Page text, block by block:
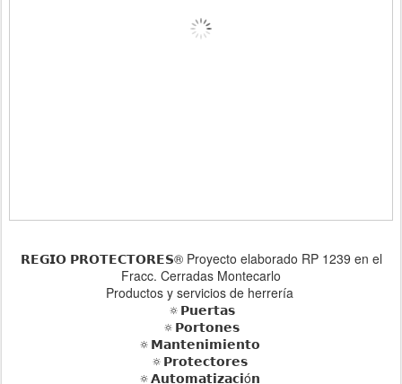
𝗥𝗘𝗚𝗜𝗢 𝗣𝗥𝗢𝗧𝗘𝗖𝗧𝗢𝗥𝗘𝗦® Proyecto elaborado RP 1239 en el
Fracc. Cerradas Montecarlo
Productos y servicios de herrería
🔅𝗣𝘂𝗲𝗿𝘁𝗮𝘀
🔅𝗣𝗼𝗿𝘁𝗼𝗻𝗲𝘀
🔅𝗠𝗮𝗻𝘁𝗲𝗻𝗶𝗺𝗶𝗲𝗻𝘁𝗼
🔅𝗣𝗿𝗼𝘁𝗲𝗰𝘁𝗼𝗿𝗲𝘀
🔅𝗔𝘂𝘁𝗼𝗺𝗮𝘁𝗶𝘇𝗮𝗰𝗶ó𝗻